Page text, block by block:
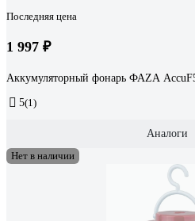
Последняя цена
1 997 ₽
Аккумуляторный фонарь ФАZА
5(1)
Аналоги
Нет в наличии